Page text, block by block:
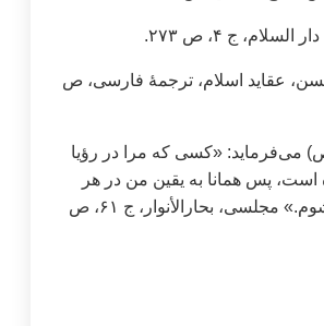
ج ۴، ص ۲۷۳.
عقاید اسلام، ترجمۀ فارسی، ص
می‌فرماید: «کسی که مرا در رؤیا
است، پس همانا به یقین من در هر
صورتی دیده می‌شوم.» مجلسی، بحارالأنوار، ج ۶۱، ص